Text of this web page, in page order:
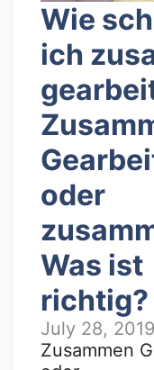
Wie
ich
oder
Was ist
richtig?
July 28, 2019
Zusammen